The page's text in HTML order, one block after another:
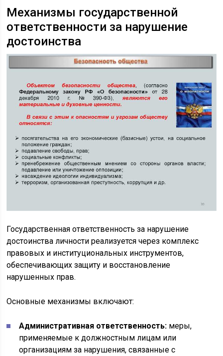
Механизмы государственной
ответственности за нарушение
достоинства
Государственная ответственность за нарушение
достоинства личности реализуется через комплекс
правовых и институциональных инструментов,
обеспечивающих защиту и восстановление
нарушенных прав.
Основные механизмы включают:
Административная ответственность: меры,
применяемые к должностным лицам или
организациям за нарушения, связанные с